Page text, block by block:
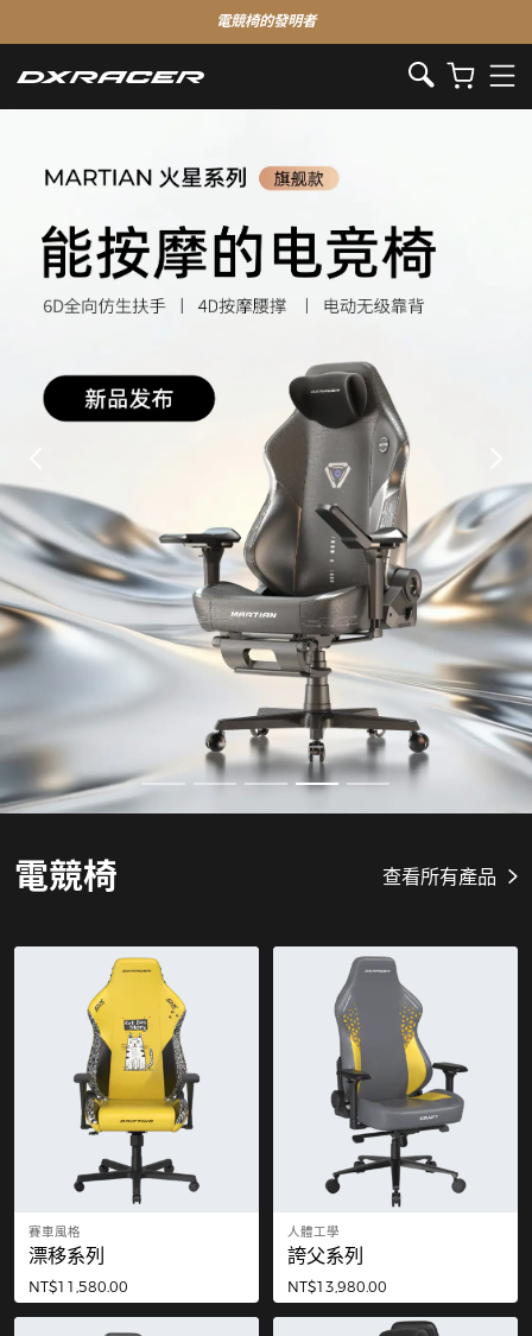
電競椅的發明者
電競椅 查看所有產品
賽車風格
漂移系列
NT$11,580.00
人體工學
誇父系列
NT$13,980.00